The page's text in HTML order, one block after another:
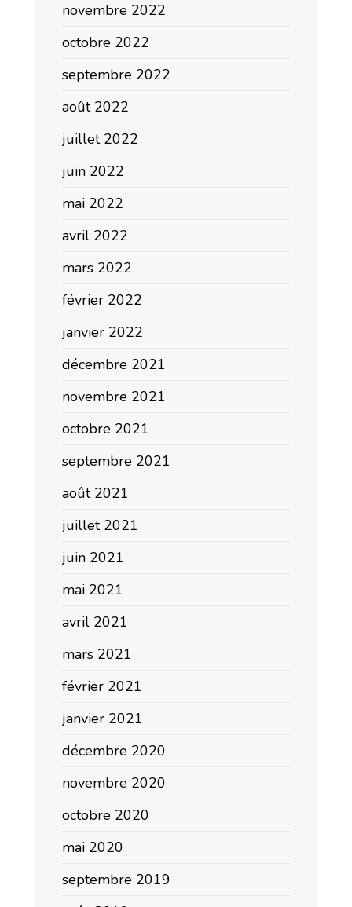
novembre 2022
octobre 2022
septembre 2022
août 2022
juillet 2022
juin 2022
mai 2022
avril 2022
mars 2022
février 2022
janvier 2022
décembre 2021
novembre 2021
octobre 2021
septembre 2021
août 2021
juillet 2021
juin 2021
mai 2021
avril 2021
mars 2021
février 2021
janvier 2021
décembre 2020
novembre 2020
octobre 2020
mai 2020
septembre 2019